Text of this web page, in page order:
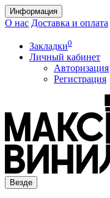
Информация
О нас Доставка и оплата
Закладки0
Личный кабинет
Авторизация
Регистрация
Везде